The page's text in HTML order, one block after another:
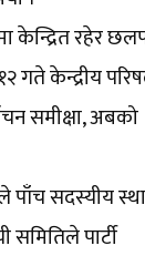
केन्द्रित रहेर
गते केन्द्रीय
समीक्षा, अबको
पाँच सदस्यीय
समितिले पार्टी